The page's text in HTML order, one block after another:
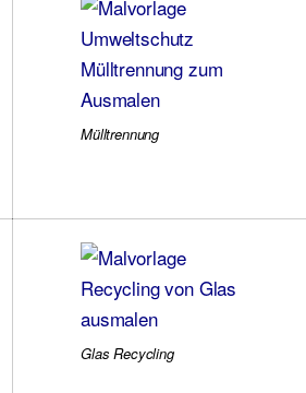
Mülltrennung
Glas Recycling